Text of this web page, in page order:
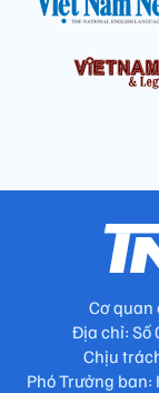
Cơ quan
Địa chỉ: Số
Chịu
Phó Trưởng ban: